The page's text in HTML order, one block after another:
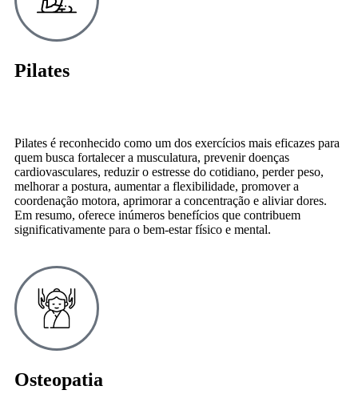
Pilates
Pilates é reconhecido como um dos exercícios mais eficazes para
quem busca fortalecer a musculatura, prevenir doenças
cardiovasculares, reduzir o estresse do cotidiano, perder peso,
melhorar a postura, aumentar a flexibilidade, promover a
coordenação motora, aprimorar a concentração e aliviar dores.
Em resumo, oferece inúmeros benefícios que contribuem
significativamente para o bem-estar físico e mental.
Osteopatia